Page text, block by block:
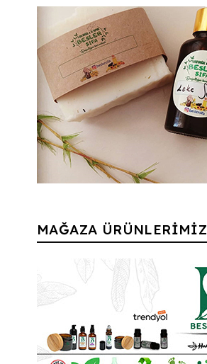
MAĞAZA ÜRÜNLERİMİZ